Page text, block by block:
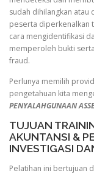
sudah dihilangkan atau
peserta diperkenalkan
cara mengidentifikasi
memperoleh bukti
fraud.
Perlunya memilih
pengetahuan kita
PENYALAHGUNAAN
TUJUAN
AKUNTANSI &
INVESTIGASI
Pelatihan ini bertujuan